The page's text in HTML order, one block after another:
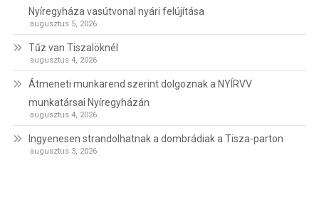
Nyíregyháza vasútvonal nyári felújítása
augusztus 5, 2026
Tűz van Tiszalöknél
augusztus 4, 2026
Átmeneti munkarend szerint dolgoznak a NYÍRVV
munkatársai Nyíregyházán
augusztus 4, 2026
Ingyenesen strandolhatnak a dombrádiak a Tisza-parton
augusztus 3, 2026